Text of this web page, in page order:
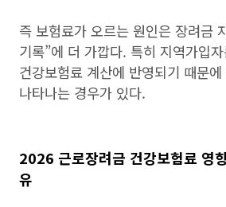
즉 보험료가 오르는 원인은 장려금
기록”에 더 가깝다. 특히 지역가입
건강보험료 계산에 반영되기 때문
나타나는 경우가 있다.
2026 근로장려금 건강보험료 영
유